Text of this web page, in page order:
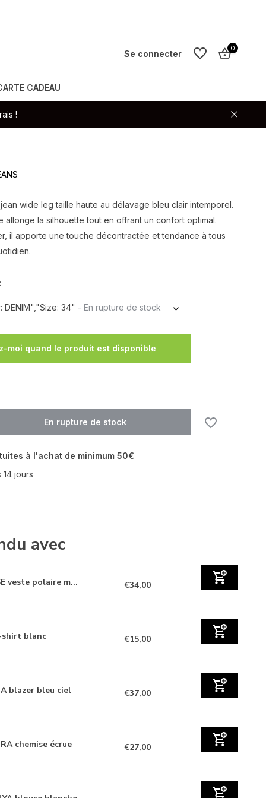
Se connecter
0
CADEAU
!
jean wide leg taille haute au délavage bleu clair intemporel.
allonge la silhouette tout en offrant un confort optimal.
il apporte une touche décontractée et tendance à tous
DENIM","Size: 34" - En rupture de stock
En rupture de stock
moi quand le produit est disponible
En rupture de stock
à l'achat de minimum 50€
14 jours
avec
veste polaire m... €34,00
shirt blanc €15,00
blazer bleu ciel €37,00
chemise écrue €27,00